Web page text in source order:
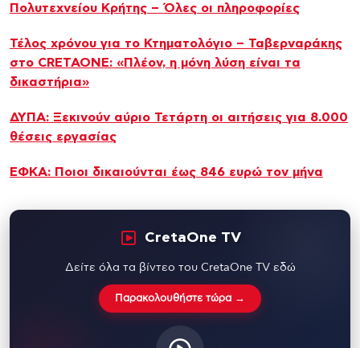
Πολυτεχνείου Κρήτης – Όλες οι πληροφορίες
Τέλος χρόνου για το Κτηματολόγιο – Ταβερναράκης
στο CRETAONE: «Πλέον, η μόνη λύση είναι τα
δικαστήρια»
ΔΥΠΑ: Ξεκινούν αύριο Τετάρτη οι αιτήσεις για 8.000
θέσεις εργασίας
ΕΦΚΑ: Ποιοι δικαιούνται έως 846 ευρώ τον μήνα
CretaOne TV
Δείτε όλα τα βίντεο του CretaOne TV εδώ
Παρακολουθήστε τώρα →